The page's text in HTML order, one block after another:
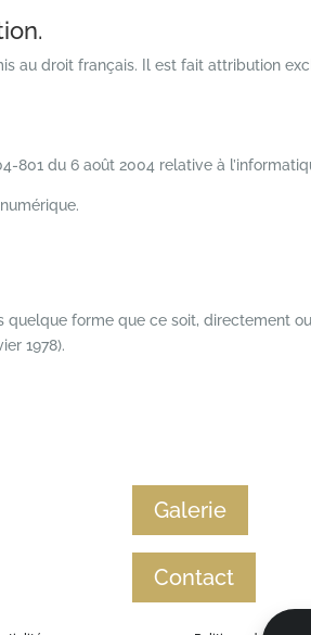
au droit français. Il est fait attribution
801 du 6 août 2004 relative à
forme que ce soit, directement
1978).
Galerie
Contact